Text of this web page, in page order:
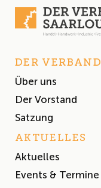
DER VERBAND
Über uns
Der Vorstand
Satzung
AKTUELLES
Aktuelles
Events & Termine